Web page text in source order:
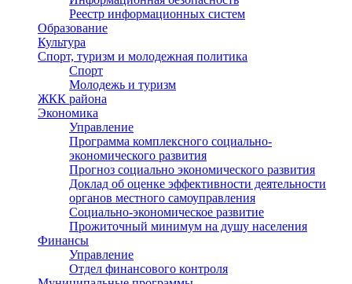
Реестр информационных систем
Образование
Культура
Спорт, туризм и молодежная политика
Спорт
Молодежь и туризм
ЖКК района
Экономика
Управление
Программа комплексного социально-
экономического развития
Прогноз социально экономического развития
Доклад об оценке эффективности деятельности
органов местного самоуправления
Социально-экономическое развитие
Прожиточный минимум на душу населения
Финансы
Управление
Отдел финансового контроля